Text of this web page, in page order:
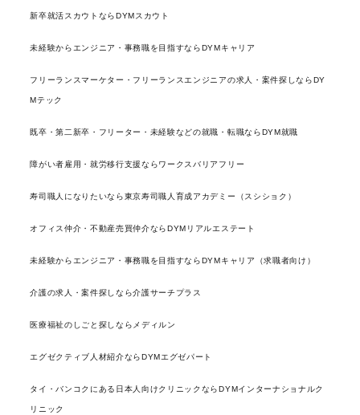
新卒就活スカウトならDYMスカウト
未経験からエンジニア・事務職を目指すならDYMキャリア
フリーランスマーケター・フリーランスエンジニアの求人・案件探しならDY
Mテック
既卒・第二新卒・フリーター・未経験などの就職・転職ならDYM就職
障がい者雇用・就労移行支援ならワークスバリアフリー
寿司職人になりたいなら東京寿司職人育成アカデミー（スシショク）
オフィス仲介・不動産売買仲介ならDYMリアルエステート
未経験からエンジニア・事務職を目指すならDYMキャリア（求職者向け）
介護の求人・案件探しなら介護サーチプラス
医療福祉のしごと探しならメディルン
エグゼクティブ人材紹介ならDYMエグゼパート
タイ・バンコクにある日本人向けクリニックならDYMインターナショナルク
リニック